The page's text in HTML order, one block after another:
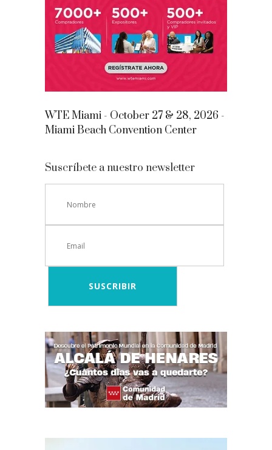
WTE Miami - October 27 & 28, 2026 -
Miami Beach Convention Center
Suscríbete a nuestro newsletter